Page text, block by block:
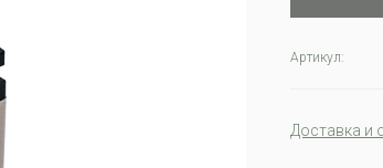
Артикул:
Доставка и